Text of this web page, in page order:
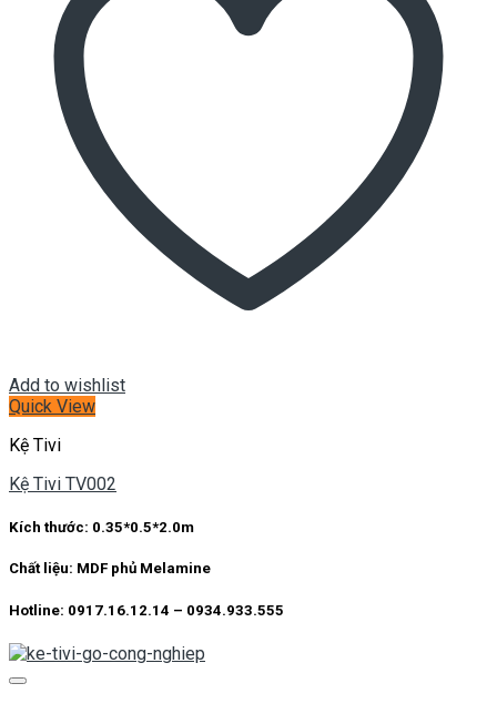
Add to wishlist
Quick View
Kệ Tivi
Kệ Tivi TV002
Kích thước: 0.35*0.5*2.0m
Chất liệu: MDF phủ Melamine
Hotline: 0917.16.12.14 – 0934.933.555